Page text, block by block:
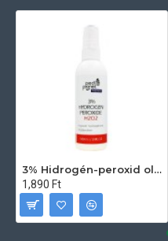
3% Hidrogén-peroxid oldat (sebfertőtlenítő) 100ml
1,890 Ft